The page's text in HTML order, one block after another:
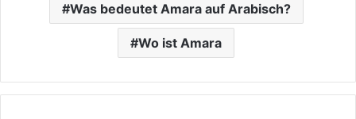
Was bedeutet Amara auf Arabisch?
Wo ist Amara